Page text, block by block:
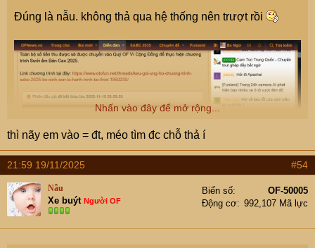
Đúng là nẫu. không thả qua hệ thống nên trượt rồi
Nhấn vào đây để mở rộng...
thì nãy em vào = đt, méo tìm đc chỗ thả í
21:59 19/11/2025 #54
Nẫu
Xe buýt Người OF
Biển số
OF-50005
Động cơ
992,107 Mã lực